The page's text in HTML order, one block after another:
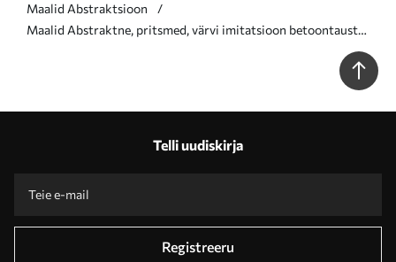
Maalid Abstraktsioon
Maalid Abstraktne, pritsmed, värvi imitatsioon betoontaustal
Telli uudiskirja
Registreeru